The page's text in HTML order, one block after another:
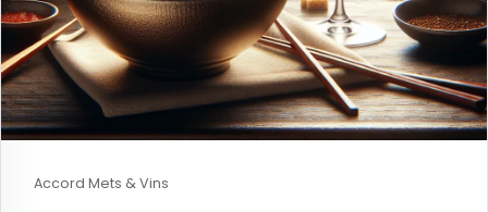
Accord Mets & Vins